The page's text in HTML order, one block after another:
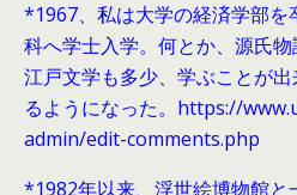
*1967、私は大学の経済学部を
科へ学士入学。何とか、源氏物
江戸文学も多少、学ぶことが
るようになった。https://
admin/edit-comments.php
*1982年以来、浮世絵博物館と